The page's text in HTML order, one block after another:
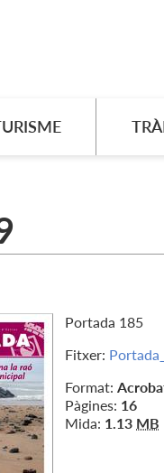
Portada 185
Fitxer:
Format:
Pàgines: 16
Mida: 1.13 MB